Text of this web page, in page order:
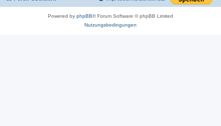
Powered by phpBB® Forum Software © phpBB Limited
Nutzungsbedingungen